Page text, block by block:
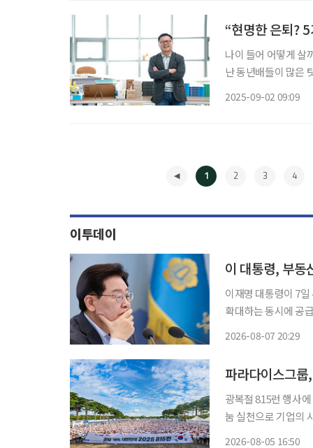
“현명한 은퇴?
나이 들어 어떻게 살
난 동년배들이 많은
2025-09-02 09:09
1 2 3 4
이투데이
이재명 대통령이 7
확대하는 동시에 공
2026-08-07 20:29
파라다이스그
광복절 815런 행사
눔 실천으로 기업의 사회적 책임 이행 파라다이스
2026-08-05 16:50